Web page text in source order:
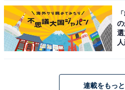
コンテンツ制作に携わってい
イフスタイル・金融・育児・エ
る
連載をもっ